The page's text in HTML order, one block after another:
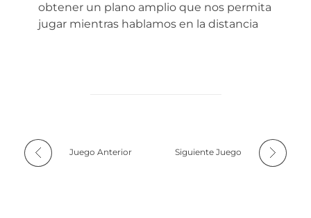
obtener un plano amplio que nos permita
jugar mientras hablamos en la distancia
Juego Anterior Siguiente Juego